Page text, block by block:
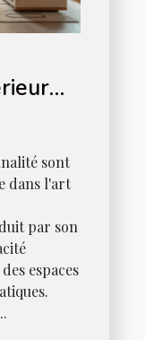
sont
dans l'art
par son
espaces